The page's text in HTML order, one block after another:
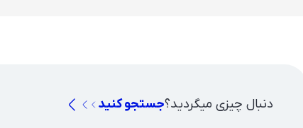
دنبال چیزی میگردید؟جستجو کنید